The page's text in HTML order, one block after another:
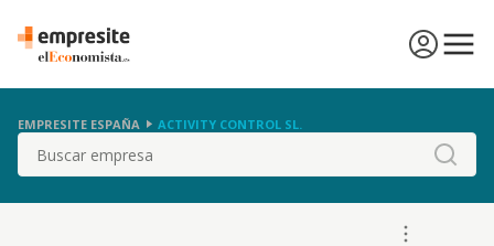
EMPRESITE ESPAÑA ACTIVITY CONTROL SL.
Buscar